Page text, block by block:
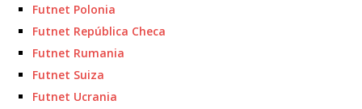
Futnet Polonia
Futnet República Checa
Futnet Rumania
Futnet Suiza
Futnet Ucrania